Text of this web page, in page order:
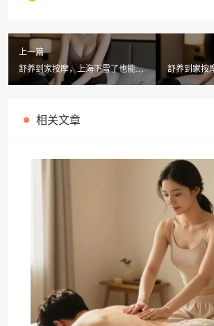
上一篇
舒养到家按摩，上海下雪了也能享
受足疗按摩附近养生保健
舒养到家按
相关文章